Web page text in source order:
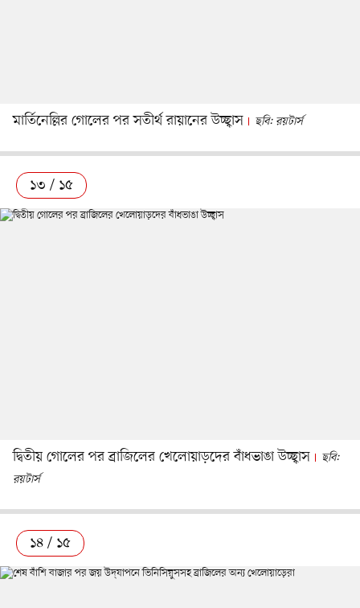
মার্তিনেল্লির গোলের পর সতীর্থ রায়ানের উচ্ছ্বাস ছবি: রয়টার্স
১৩ / ১৫
দ্বিতীয় গোলের পর ব্রাজিলের খেলোয়াড়দের বাঁধভাঙা উচ্ছ্বাস
ছবি:
রয়টার্স
১৪ / ১৫